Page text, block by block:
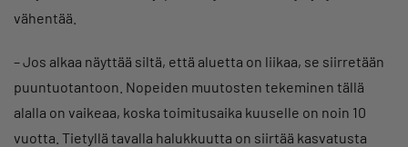
vähentää.
– Jos alkaa näyttää siltä, että aluetta on liikaa, se siirretään
puuntuotantoon. Nopeiden muutosten tekeminen tällä
alalla on vaikeaa, koska toimitusaika kuuselle on noin 10
vuotta. Tietyllä tavalla halukkuutta on siirtää kasvatusta